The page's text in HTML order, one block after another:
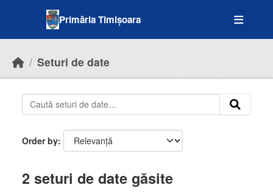
Primăria Timișoara
Seturi de date
Order by
2 seturi de date găsite